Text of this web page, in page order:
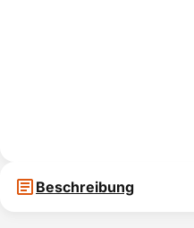
Beschreibung